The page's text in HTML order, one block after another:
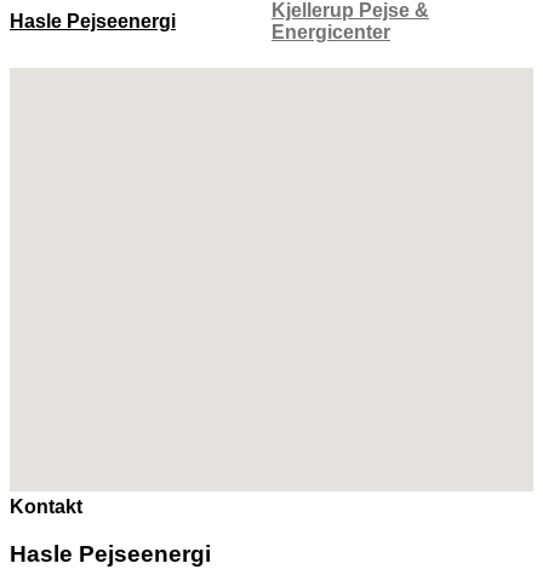
Hasle Pejseenergi
Kjellerup Pejse &
Energicenter
Kontakt
Hasle Pejseenergi